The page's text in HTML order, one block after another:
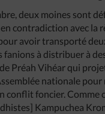
deux moines sont
contradiction avec la
avoir transporté
fanions à distribuer à
Préah Vihéar qui
nationale
conflit foncier. Comme
Kampuchea